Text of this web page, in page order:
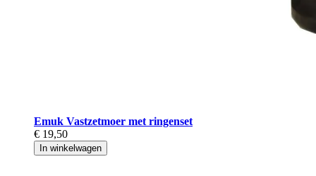
Emuk Vastzetmoer met ringenset
€ 19,50
In winkelwagen